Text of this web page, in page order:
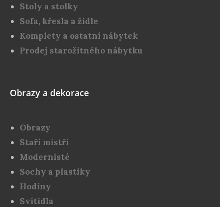
Stoly a stolky
Sofa, křesla a židle
Komplety a ostatní nábytek
Prodej starožitného nábytku
Obrazy a dekorace
Obrazy
Staří mistři
Modernisté
Sochy a plastiky
Hodiny
Svítidla